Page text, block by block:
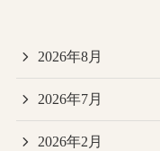
2026年8月
2026年7月
2026年2月